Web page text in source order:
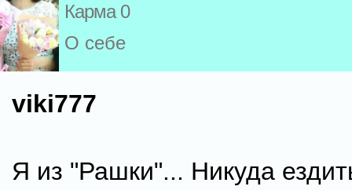
Карма 0
О себе
viki777
Я из "Рашки"... Никуда